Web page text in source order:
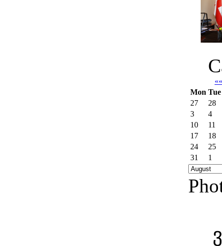
««
Mon Tue
27
28
3
4
10
11
17
18
24
25
31
1